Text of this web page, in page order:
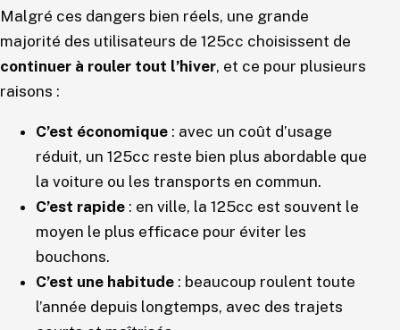
Malgré ces dangers bien réels, une grande
majorité des utilisateurs de 125cc choisissent de
continuer à rouler tout l’hiver, et ce pour plusieurs
raisons :
C’est économique : avec un coût d’usage
réduit, un 125cc reste bien plus abordable que
la voiture ou les transports en commun.
C’est rapide : en ville, la 125cc est souvent le
moyen le plus efficace pour éviter les
bouchons.
C’est une habitude : beaucoup roulent toute
l’année depuis longtemps, avec des trajets